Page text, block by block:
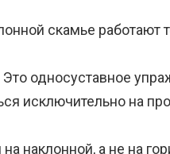
скамье
односуставное
исключительно на
наклонной, а не на